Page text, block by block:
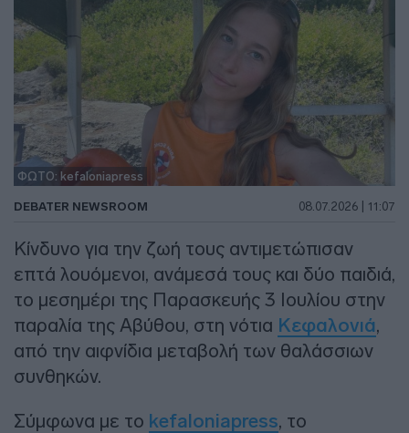
ΦΩΤΟ: kefaloniapress
DEBATER NEWSROOM 08.07.2026 | 11:07
Κίνδυνο για την ζωή τους αντιμετώπισαν
επτά λουόμενοι, ανάμεσά τους και δύο παιδιά,
το μεσημέρι της Παρασκευής 3 Ιουλίου στην
παραλία της Αβύθου, στη νότια Κεφαλονιά,
από την αιφνίδια μεταβολή των θαλάσσιων
συνθηκών.
Σύμφωνα με το kefaloniapress, το